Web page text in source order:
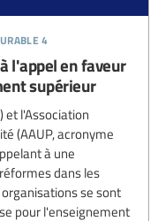
4
l'appel en faveur
supérieur
et l'Association
(AAUP, acronyme
à une
dans les
se sont
pour l'enseignement